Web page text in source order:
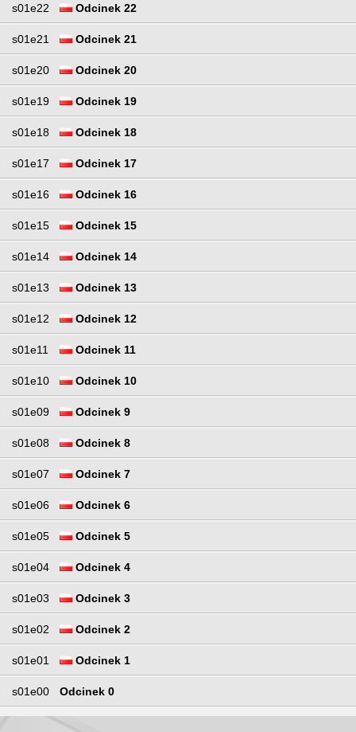
s01e22 Odcinek 22
s01e21 Odcinek 21
s01e20 Odcinek 20
s01e19 Odcinek 19
s01e18 Odcinek 18
s01e17 Odcinek 17
s01e16 Odcinek 16
s01e15 Odcinek 15
s01e14 Odcinek 14
s01e13 Odcinek 13
s01e12 Odcinek 12
s01e11 Odcinek 11
s01e10 Odcinek 10
s01e09 Odcinek 9
s01e08 Odcinek 8
s01e07 Odcinek 7
s01e06 Odcinek 6
s01e05 Odcinek 5
s01e04 Odcinek 4
s01e03 Odcinek 3
s01e02 Odcinek 2
s01e01 Odcinek 1
s01e00 Odcinek 0